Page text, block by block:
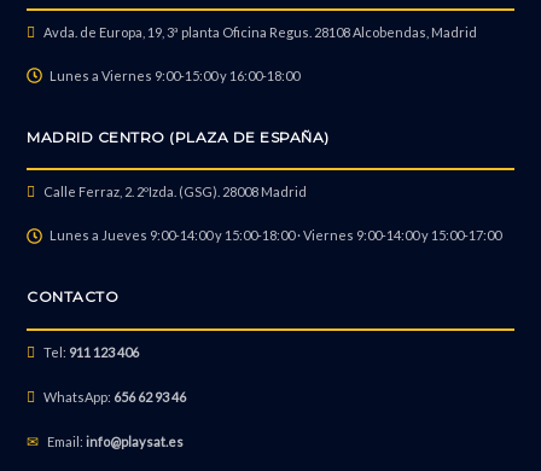
Avda. de Europa, 19, 3ª planta Oficina Regus. 28108 Alcobendas, Madrid
Lunes a Viernes 9:00-15:00 y 16:00-18:00
MADRID CENTRO (PLAZA DE ESPAÑA)
Calle Ferraz, 2. 2ºIzda. (GSG). 28008 Madrid
Lunes a Jueves 9:00-14:00 y 15:00-18:00 · Viernes 9:00-14:00 y 15:00-17:00
CONTACTO
Tel: 911 123 406
WhatsApp: 656 62 93 46
Email:info@playsat.es